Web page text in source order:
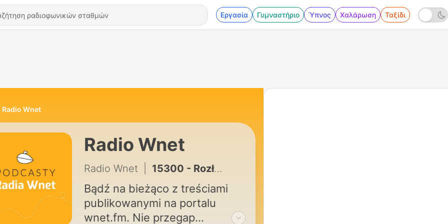
Εργασία Γυμναστήριο Ύπνος Χαλάρωση Ταξίδι
Radio Wnet
Radio Wnet
Radio Wnet 15300 - Rozłam na prawicy. Ekspert: to nie jest spór o osoby, ale o kierunek
Bądź na bieżąco z treściami
publikowanymi na portalu
wnet.fm. Nie przegap